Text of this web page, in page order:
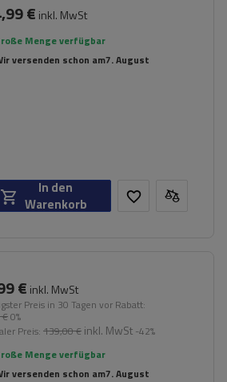
€ inkl. MwSt
Menge verfügbar
versenden schon am7. August
In den
Warenkorb
€ inkl. MwSt
Preis in 30 Tagen vor Rabatt:
€0%
Preis: 139,00 € inkl. MwSt -42%
Menge verfügbar
versenden schon am7. August